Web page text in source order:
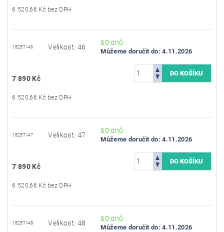
6 520,66 Kč bez DPH
18257/46 Velikost: 46
60 dnů
Můžeme doručit do: 4.11.2026
7 890 Kč
6 520,66 Kč bez DPH
18257/47 Velikost: 47
60 dnů
Můžeme doručit do: 4.11.2026
7 890 Kč
6 520,66 Kč bez DPH
18257/48 Velikost: 48
60 dnů
Můžeme doručit do: 4.11.2026